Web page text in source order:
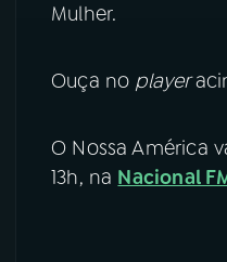
Mulher.
Ouça no player
O Nossa América
13h, na Nacional